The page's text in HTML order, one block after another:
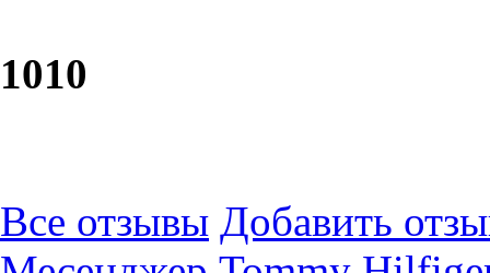
1010
Все отзывы Добавить